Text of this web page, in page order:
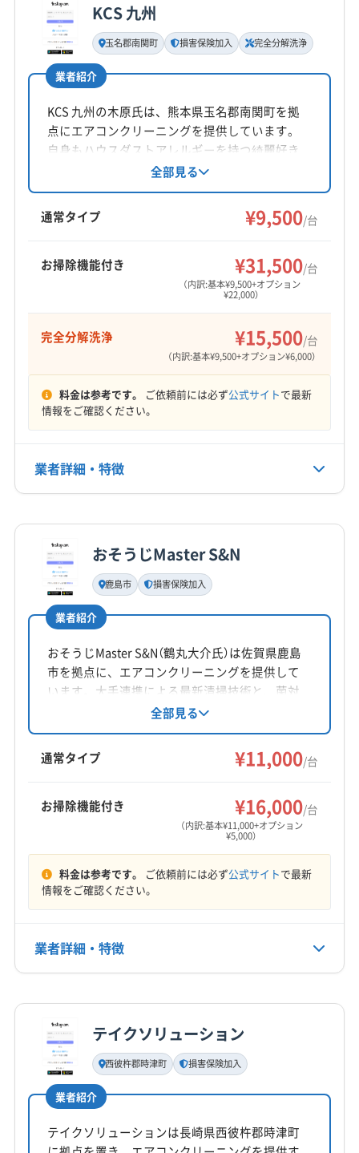
基本情報
代表者名
宮地
所在地
長崎県多良見町囲563 セジュールカコイ205
対応地域
佐世保市 松浦市
島原市
南島原市 平戸市 諫早市
西彼杵郡時津町
西彼杵郡長与町
東彼杵郡東彼杵町
北松浦郡小値賀町
定休日
電話番号
非公開
公式サイトを見る
KCS 九州
玉名郡南関町 損害保険加入 完全分解洗浄
業者紹介
KCS 九州の木原氏は、熊本県玉名郡南関町を拠
点にエアコンクリーニングを提供しています。
自身もハウスダストアレルギーを持つ綺麗好き
で、丁寧なヒアリングと動作確認、環境に配慮
した洗浄が特徴です。損害保険加入、駐車場代
負担、営業時間外相談可。完全分解洗浄や防カ
ビ抗菌コートにも対応しています。地域密着型
全部見る
通常タイプ ¥9,500/台
お掃除機能付き ¥31,500/台
（内訳:基本¥9,500+オプション
¥22,000）
完全分解洗浄 ¥15,500/台
（内訳:基本¥9,500+オプション¥6,000）
料金は参考です。 ご依頼前には必ず公式サイトで最新
情報をご確認ください。
業者詳細・特徴
基本情報
代表者名
木原和繁
所在地
熊本県玉名郡南関町
対応地域
松浦市 大村市
諫早市
西彼杵郡時津町
西彼杵郡長与町
東彼杵郡川棚町
東彼杵郡波佐見町
(佐賀県) 伊万里市
(佐賀県) 杵島郡江北町
(佐賀県) 杵島郡白石町
(佐賀県) 三養基郡みやき町
(佐賀県) 三養基郡基山町
(佐賀県) 三養基郡上峰町
(佐賀県) 鹿島市
(佐賀県) 小城市
(佐賀県) 唐津市
(佐賀県) 藤津郡太良町
(佐賀県) 武雄市
(熊本県) 阿蘇郡高森町
(熊本県) 阿蘇郡産山村
(熊本県) 阿蘇郡小国町
(熊本県) 阿蘇郡南阿蘇村
(熊本県) 阿蘇郡南小国町
(熊本県) 阿蘇市
(熊本県) 葦北郡芦北町
(熊本県) 葦北郡津奈木町
(熊本県) 宇城市
(熊本県) 宇土市
(熊本県) 下益城郡美里町
(熊本県) 菊池郡大津町
(熊本県) 菊池市
定休日
年中無休
非公開
おそうじMaster S&N
鹿島市 損害保険加入
業者紹介
おそうじMaster S&N（鶴丸大介氏）は佐賀県鹿島
市を拠点に、エアコンクリーニングを提供して
います。大手連携による最新清掃技術と、菌対
策の知識を活かし、清潔で健康的な生活をサポ
ート。損害保険加入済みです。基本料金11000円
からで、複数台割引やオプションも充実。土日
祝日も対応可能です。
全部見る
通常タイプ ¥11,000/台
お掃除機能付き ¥16,000/台
（内訳:基本¥11,000+オプション
¥5,000）
料金は参考です。 ご依頼前には必ず公式サイトで最新
情報をご確認ください。
業者詳細・特徴
基本情報
代表者名
鶴丸大介
所在地
佐賀県鹿島市納富分822
テイクソリューション
西彼杵郡時津町 損害保険加入
業者紹介
テイクソリューションは長崎県西彼杵郡時津町